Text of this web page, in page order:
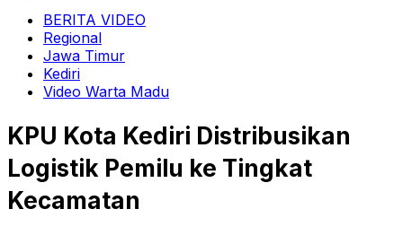
BERITA VIDEO
Regional
Jawa Timur
Kediri
Video Warta Madu
KPU Kota Kediri Distribusikan
Logistik Pemilu ke Tingkat
Kecamatan